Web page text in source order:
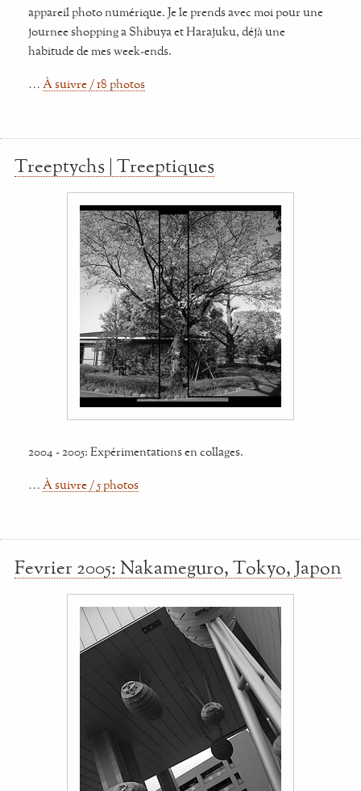
appareil photo numérique. Je le prends avec moi pour une
journee shopping a Shibuya et Harajuku, déjà une
habitude de mes week-ends.
… À suivre / 18 photos
Treeptychs | Treeptiques
2004 - 2005: Expérimentations en collages.
… À suivre / 5 photos
Fevrier 2005: Nakameguro, Tokyo, Japon